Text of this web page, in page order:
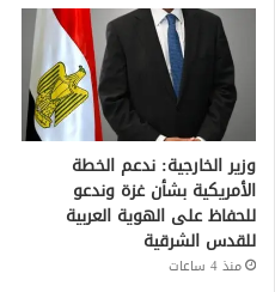
وزير الخارجية: ندعم الخطة
الأمريكية بشأن غزة وندعو
للحفاظ على الهوية العربية
للقدس الشرقية
منذ 4 ساعات